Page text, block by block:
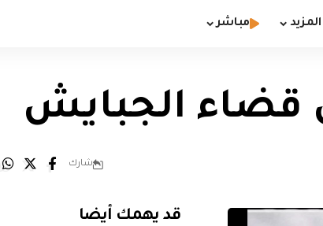
المزيد مباشر
قضاء الجبايش
شارك
قد يهمك أيضا